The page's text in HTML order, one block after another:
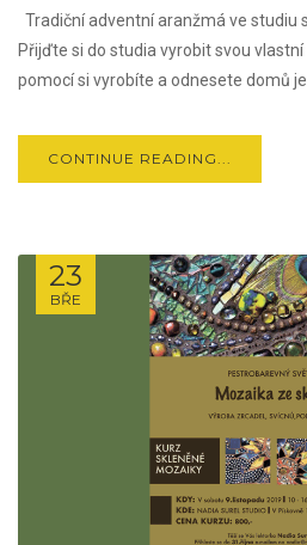
Tradiční adventní aranžmá ve studiu
Přijďte si do studia vyrobit svou
pomocí si vyrobíte a odnesete domů
CONTINUE READING...
23
BŘE